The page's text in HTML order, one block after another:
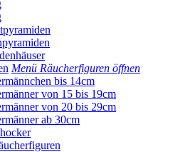
Menü Räucherfiguren öffnen
bis 14cm
von 15 bis 19cm
von 20 bis 29cm
ab 30cm